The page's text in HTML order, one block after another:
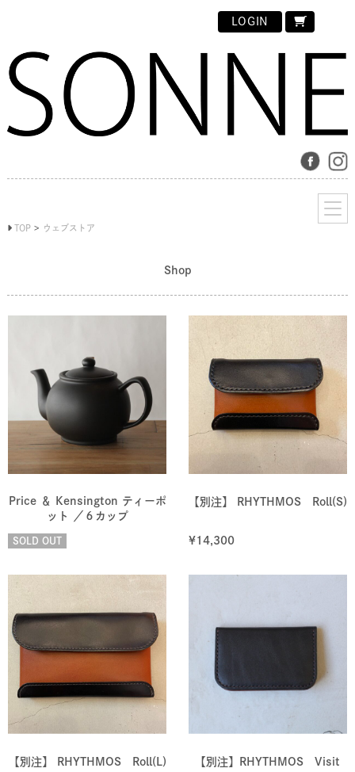
LOGIN
TOP ウェブストア
Shop
Price ＆ Kensington ティーポ
ット ／６カップ
SOLD OUT
【別注】 RHYTHMOS Roll(S)
¥14,300
【別注】 RHYTHMOS Roll(L) 【別注】RHYTHMOS Visit